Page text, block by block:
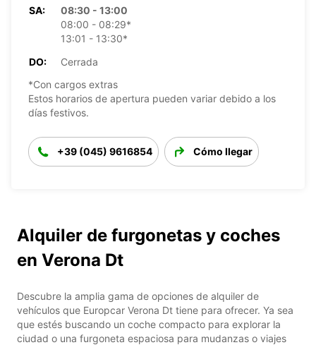
SA:
08:30 - 13:00
08:00 - 08:29*
13:01 - 13:30*
DO:
Cerrada
*Con cargos extras
Estos horarios de apertura pueden variar debido a los
días festivos.
+39 (045) 9616854 Cómo llegar
Alquiler de furgonetas y coches
en Verona Dt
Descubre la amplia gama de opciones de alquiler de
vehículos que Europcar Verona Dt tiene para ofrecer. Ya sea
que estés buscando un coche compacto para explorar la
ciudad o una furgoneta espaciosa para mudanzas o viajes